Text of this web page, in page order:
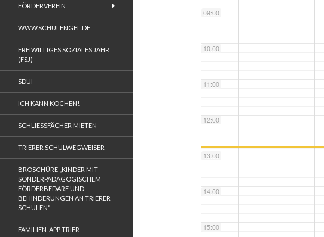
09:00
10:00
11:00
12:00
13:00
14:00
15:00
FÖRDERVEREIN
WWW.SCHULENGEL.DE
FREIWILLIGES SOZIALES JAHR
(FSJ)
SDUI
ICH KANN KOCHEN!
SCHLIESSFÄCHER MIETEN
TRIERER SCHULWEGWEISER
BROSCHÜRE „KINDER MIT
SONDERPÄDAGOGISCHEM
FÖRDERBEDARF UND
BEHINDERUNGEN AN TRIERER
SCHULEN“
FAMILIEN-APP TRIER